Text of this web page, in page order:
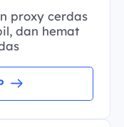
proxy cerdas
dan hemat